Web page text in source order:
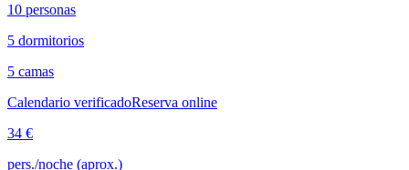
10 personas
5 dormitorios
5 camas
Calendario verificadoReserva online
34 €
pers./noche (aprox.)